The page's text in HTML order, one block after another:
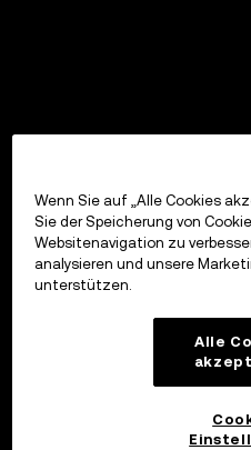
Wenn Sie auf „Alle Cookies
Sie der Speicherung von
Websitenavigation zu
analysieren und unsere
unterstützen.
Alle